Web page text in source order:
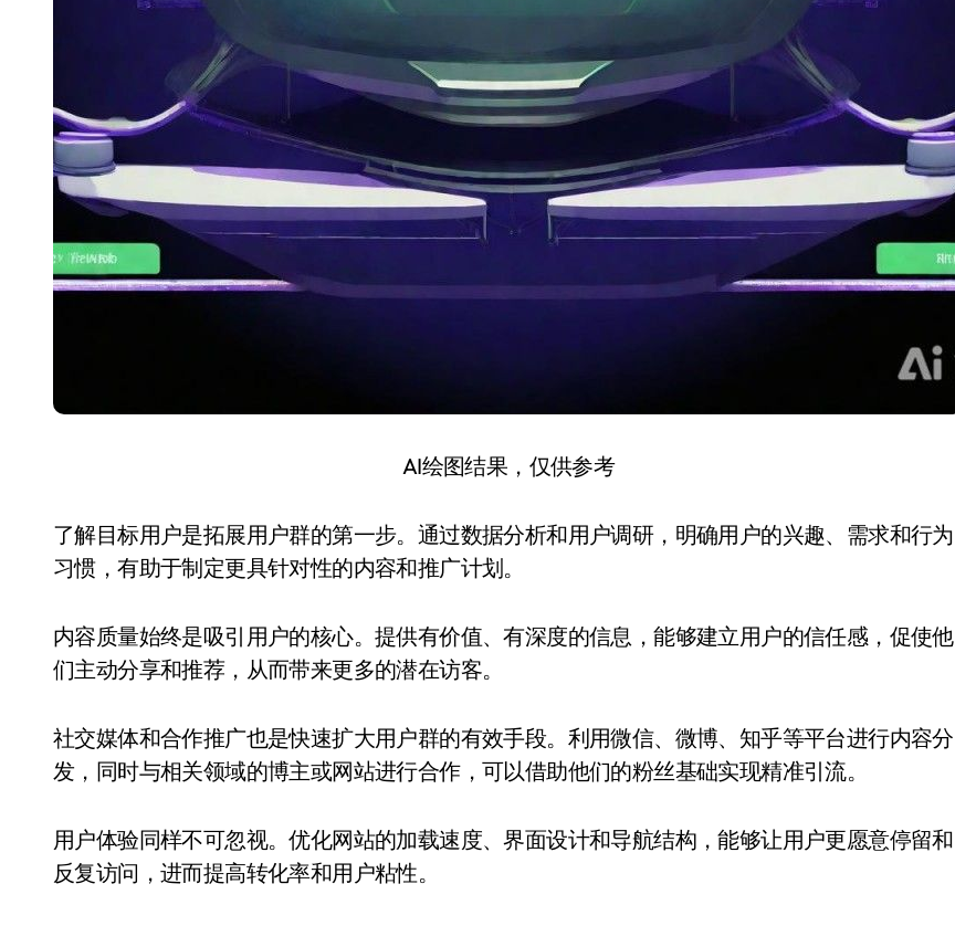
AI绘图结果，仅供参考
了解目标用户是拓展用户群的第一步。通过数据分析和用户调研，明确用户的兴趣、需求和行为
习惯，有助于制定更具针对性的内容和推广计划。
内容质量始终是吸引用户的核心。提供有价值、有深度的信息，能够建立用户的信任感，促使他
们主动分享和推荐，从而带来更多的潜在访客。
社交媒体和合作推广也是快速扩大用户群的有效手段。利用微信、微博、知乎等平台进行内容分
发，同时与相关领域的博主或网站进行合作，可以借助他们的粉丝基础实现精准引流。
用户体验同样不可忽视。优化网站的加载速度、界面设计和导航结构，能够让用户更愿意停留和
反复访问，进而提高转化率和用户粘性。